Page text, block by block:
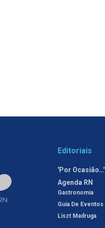
Editoriais
'Por Ocasião…'
Agenda RN
Gastronomia
Guia De Eventos
Liszt Madruga